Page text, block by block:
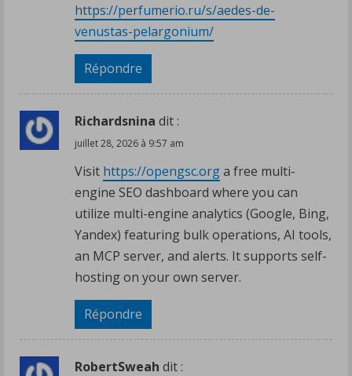
https://perfumerio.ru/s/aedes-de-
venustas-pelargonium/
Répondre
Richardsnina dit :
juillet 28, 2026 à 9:57 am
Visit https://opengsc.orga free multi-
engine SEO dashboard where you can
utilize multi-engine analytics (Google, Bing,
Yandex) featuring bulk operations, AI tools,
an MCP server, and alerts. It supports self-
hosting on your own server.
Répondre
RobertSweah dit :